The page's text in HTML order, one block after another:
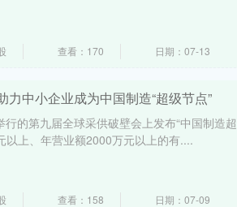
查看：170 日期：07-13
力中小企业成为中国制造“超级节点”
的第九届全球采供破壁会上发布“中国制造
以上、年营业额2000万元以上的有....
查看：158 日期：07-09